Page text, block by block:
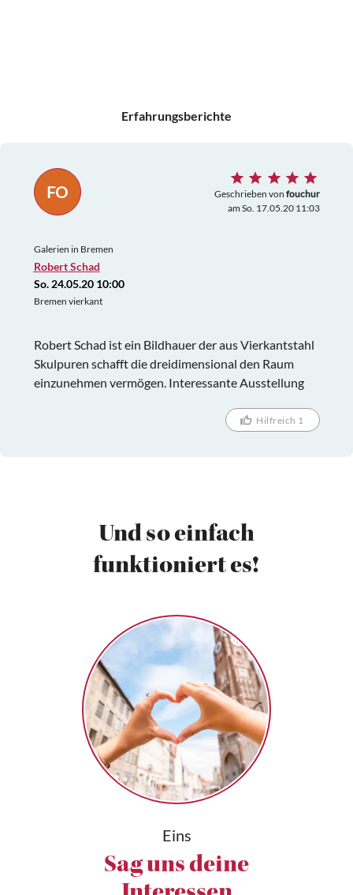
Erfahrungsberichte
FO Geschrieben von fouchur
am So. 17.05.20 11:03
Galerien in Bremen
Robert Schad
So. 24.05.20 10:00
Bremen vierkant
Robert Schad ist ein Bildhauer der aus Vierkantstahl
Skulpuren schafft die dreidimensional den Raum
einzunehmen vermögen. Interessante Ausstellung
Hilfreich 1
Und so einfach
funktioniert es!
Eins
Sag uns deine